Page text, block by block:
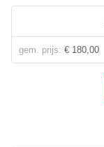
gem. prijs: € 180,00